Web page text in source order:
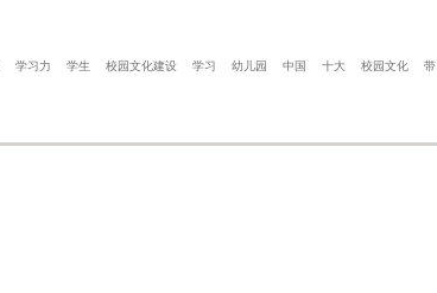
学习力 学生 校园文化建设 学习 幼儿园 中国 十大 校园文化
带